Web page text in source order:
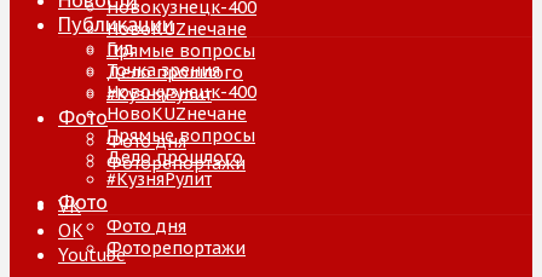
Новокузнецк-400
НовоKUZнечане
Прямые вопросы
Дело прошлого
#КузняРулит
Фото
Фото дня
Фоторепортажи
VK
ОК
Youtube
Публикации
Гид
Точка зрения
Новокузнецк-400
НовоKUZнечане
Прямые вопросы
Дело прошлого
#КузняРулит
Фото
Фото дня
Фоторепортажи